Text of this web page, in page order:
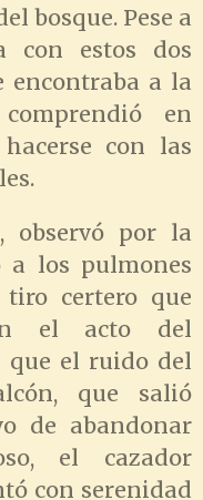
bosque. Pese a
con estos dos
encontraba a la
en
con las
observó por la
a los pulmones
certero que
el acto del
que el ruido del
que salió
de abandonar
el cazador
con serenidad